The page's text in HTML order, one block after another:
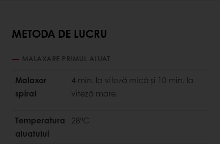
METODA DE LUCRU
MALAXARE PRIMUL ALUAT
Malaxor
spiral
4 min. la viteză mică și 10 min. la
viteză mare.
Temperatura
aluatului
28°C